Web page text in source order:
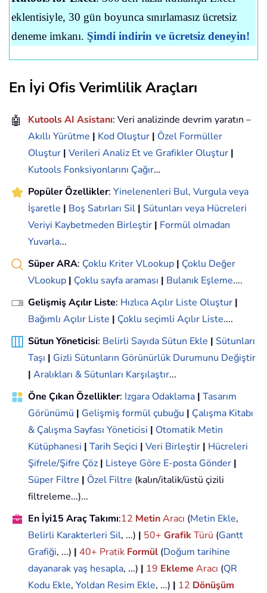
eklentisiyle, 30 gün boyunca sınırlamasız ücretsiz
deneme imkanı. Şimdi indirin ve ücretsiz deneyin!
En İyi Ofis Verimlilik Araçları
🤖 Kutools AI Asistanı: Veri analizinde devrim yaratın –
Akıllı Yürütme | Kod Oluştur | Özel Formüller
Oluştur | Verileri Analiz Et ve Grafikler Oluştur |
Kutools Fonksiyonlarını Çağır…
Popüler Özellikler: Yinelenenleri Bul, Vurgula veya
İşaretle | Boş Satırları Sil | Sütunları veya Hücreleri
Veriyi Kaybetmeden Birleştir | Formül olmadan
Yuvarla...
Süper ARA: Çoklu Kriter VLookup | Çoklu Değer
VLookup | Çoklu sayfa araması | Bulanık Eşleme....
Gelişmiş Açılır Liste: Hızlıca Açılır Liste Oluştur |
Bağımlı Açılır Liste | Çoklu seçimli Açılır Liste....
Sütun Yöneticisi: Belirli Sayıda Sütun Ekle | Sütunları
Taşı | Gizli Sütunların Görünürlük Durumunu Değiştir
| Aralıkları & Sütunları Karşılaştır...
Öne Çıkan Özellikler: Izgara Odaklama | Tasarım
Görünümü | Gelişmiş formül çubuğu | Çalışma Kitabı
& Çalışma Sayfası Yöneticisi | Otomatik Metin
Kütüphanesi | Tarih Seçici | Veri Birleştir | Hücreleri
Şifrele/Şifre Çöz | Listeye Göre E-posta Gönder |
Süper Filtre | Özel Filtre (kalın/italik/üstü çizili
filtreleme...)...
En İyi15 Araç Takımı:12 MetinAracı (Metin Ekle,
Belirli Karakterleri Sil, ...) | 50+ GrafikTürü (Gantt
Grafiği, ...) | 40+ Pratik Formül (Doğum tarihine
dayanarak yaş hesapla, ...) | 19 Ekleme Aracı (QR
Kodu Ekle, Yoldan Resim Ekle, ...) | 12 Dönüşüm